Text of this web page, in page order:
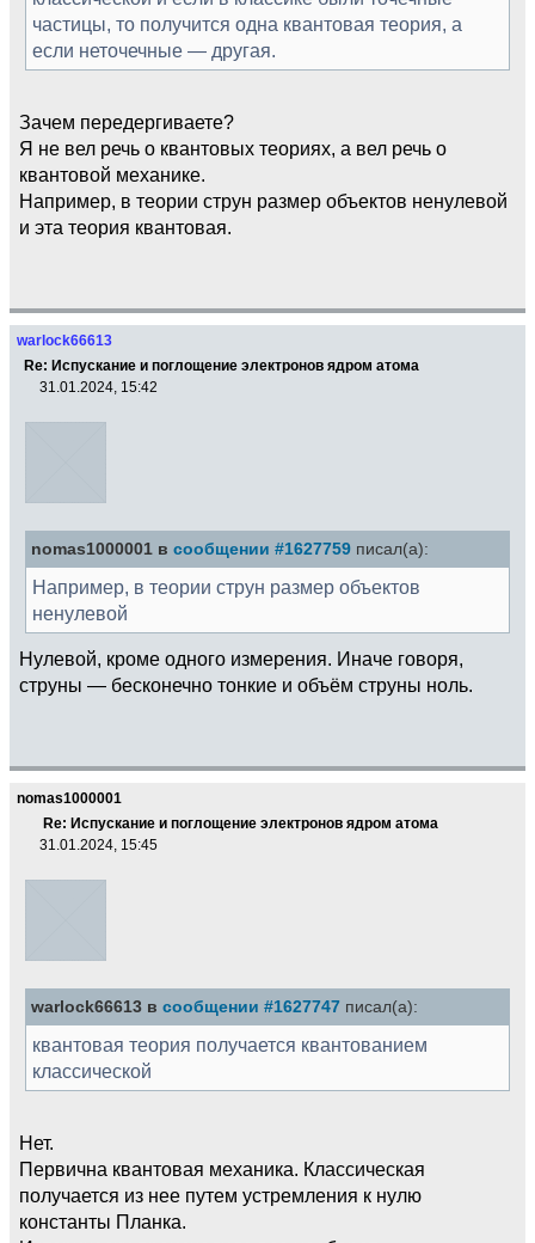
частицы, то получится одна квантовая теория, а
если неточечные — другая.
Зачем передергиваете?
Я не вел речь о квантовых теориях, а вел речь о
квантовой механике.
Например, в теории струн размер объектов ненулевой
и эта теория квантовая.
warlock66613
Re: Испускание и поглощение электронов ядром атома
31.01.2024, 15:42
nomas1000001 в сообщении #1627759 писал(а):
Например, в теории струн размер объектов
ненулевой
Нулевой, кроме одного измерения. Иначе говоря,
струны — бесконечно тонкие и объём струны ноль.
nomas1000001
Re: Испускание и поглощение электронов ядром атома
31.01.2024, 15:45
warlock66613 в сообщении #1627747 писал(а):
квантовая теория получается квантованием
классической
Нет.
Первична квантовая механика. Классическая
получается из нее путем устремления к нулю
константы Планка.